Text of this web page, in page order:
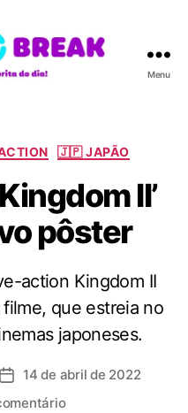
Menu
🇯🇵 JAPÃO
II’
pôster
action Kingdom II
que estreia no
japoneses.
D 14 de abril de 2022
e